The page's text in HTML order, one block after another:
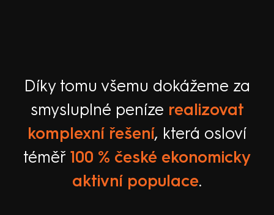
Díky tomu všemu dokážeme za
smysluplné peníze realizovat
komplexní řešení, která osloví
téměř 100 % české ekonomicky
aktivní populace.